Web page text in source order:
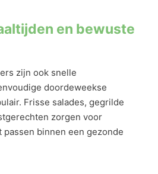
en bewuste
zijn ook snelle
doordeweekse
Frisse salades, gegrilde
zorgen voor
binnen een gezonde